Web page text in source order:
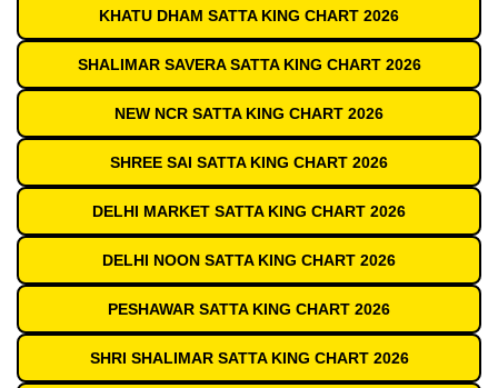
KHATU DHAM SATTA KING CHART 2026
SHALIMAR SAVERA SATTA KING CHART 2026
NEW NCR SATTA KING CHART 2026
SHREE SAI SATTA KING CHART 2026
DELHI MARKET SATTA KING CHART 2026
DELHI NOON SATTA KING CHART 2026
PESHAWAR SATTA KING CHART 2026
SHRI SHALIMAR SATTA KING CHART 2026